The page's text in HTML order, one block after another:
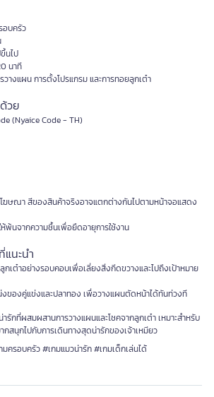
อบครัว
นไป
นาที
วางแผน การตั้งโปรแกรม และการทอยลูกเต๋า
วย
(Nyaice Code - TH)
ฆษณา สีของสินค้าจริงอาจแตกต่างกันไปตามหน้าจอแสดง
พ้นจากความชื้นเพื่อยืดอายุการใช้งาน
แนะนำ
กเต๋าอย่างรอบคอบเพื่อเลี่ยงสิ่งกีดขวางและไปถึงเป้าหมาย
ของคู่แข่งและปลาทอง เพื่อวางแผนตัดหน้าได้ทันท่วงที
รักที่ผสมผสานการวางแผนและโชคจากลูกเต๋า เหมาะสำหรับ
กสนุกไปกับการเดินทางสุดน่ารักของเจ้าเหมียว
ครอบครัว #เกมแมวน่ารัก #เกมเด็กเล่นได้